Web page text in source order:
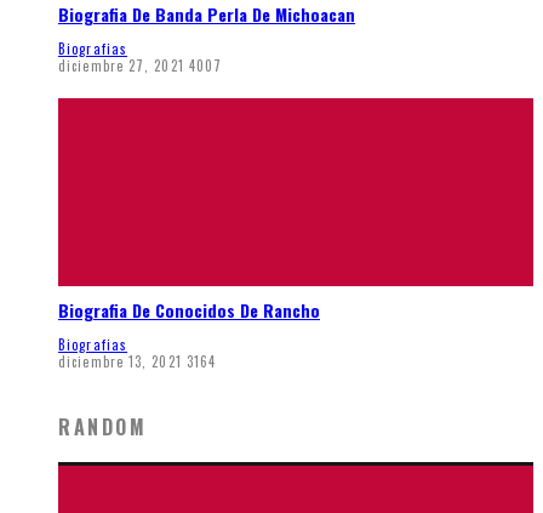
Biografia De Banda Perla De Michoacan
Biografias
diciembre 27, 2021 4007
Biografia De Conocidos De Rancho
Biografias
diciembre 13, 2021 3164
RANDOM